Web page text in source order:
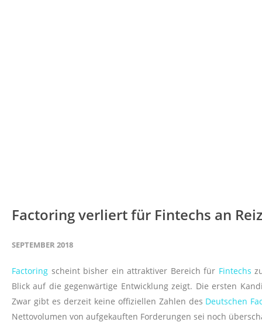
Factoring verliert für Fintechs an Reiz
SEPTEMBER 2018
Factoring scheint bisher ein attraktiver Bereich für Fintechs
Blick auf die gegenwärtige Entwicklung zeigt. Die ersten
Zwar gibt es derzeit keine offiziellen Zahlen des Deutschen
Nettovolumen von aufgekauften Forderungen sei noch